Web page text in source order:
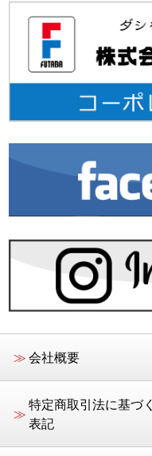
≫ 会社概要
≫
特定商取引法に基づく
表記